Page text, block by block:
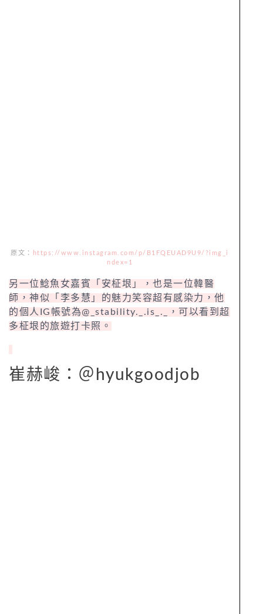
原文：
https://www.instagram.com/p/B1FQEUAD9U9/?img_i
ndex=1
另一位鯰魚女嘉賓「安柾垠」，也是一位韓醫
師，神似「李多慧」的魅力笑容超有感染力，他
的個人IG帳號為@_stability._.is_._，可以看到超
多柾垠的旅遊打卡照。
崔赫峻：＠hyukgoodjob